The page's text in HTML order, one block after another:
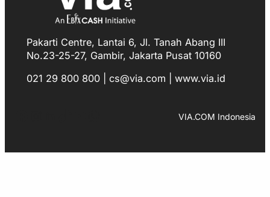
Pakarti Centre, Lantai 6, Jl. Tanah Abang III
No.23-25-27, Gambir, Jakarta Pusat 10160
021 29 800 800 | cs@via.com | www.via.id
VIA.COM Indonesia